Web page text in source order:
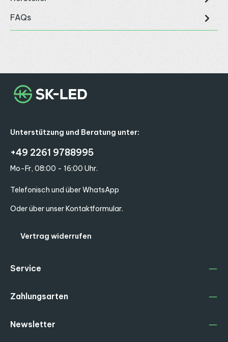
FAQs
Unterstützung und Beratung unter:
+49 2261 9788995
Mo-Fr, 08:00 - 16:00 Uhr.
Telefonisch und über WhatsApp
Oder über unserKontaktformular.
Vertrag widerrufen
Service
Zahlungsarten
Newsletter